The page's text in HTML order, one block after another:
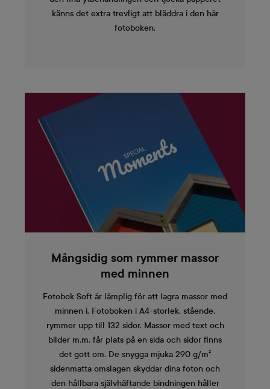
känns det extra trevligt att bläddra i den här
fotoboken.
Mångsidig som rymmer massor
med minnen
Fotobok Soft är lämplig för att lagra massor med
minnen i. Fotoboken i A4-storlek, stående,
rymmer upp till 132 sidor. Massor med text och
bilder m.m. får plats på en sida och sidor finns
det gott om. De snygga mjuka 290 g/m²
sidenmatta omslagen skyddar dina foton och
den hållbara självhäftande bindningen håller